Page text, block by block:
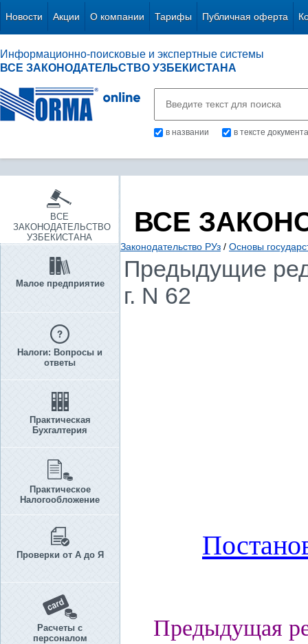
Новости Акции О компании Тарифы Публичная оферта
Информационно-поисковые и экспертные системы
ВСЕ ЗАКОНОДАТЕЛЬСТВО УЗБЕКИСТАНА
в названии в тексте документа
ВСЕ
ЗАКОНОДАТЕЛЬСТВО
УЗБЕКИСТАНА
Малое предприятие
Налоги: Вопросы и
ответы
Практическая
Бухгалтерия
Практическое
Налогообложение
Проверки от А до Я
Расчеты с
персоналом
ВСЕ
Законодательство РУз / Основы
Предыдущие
г. N 62
Предыдущая